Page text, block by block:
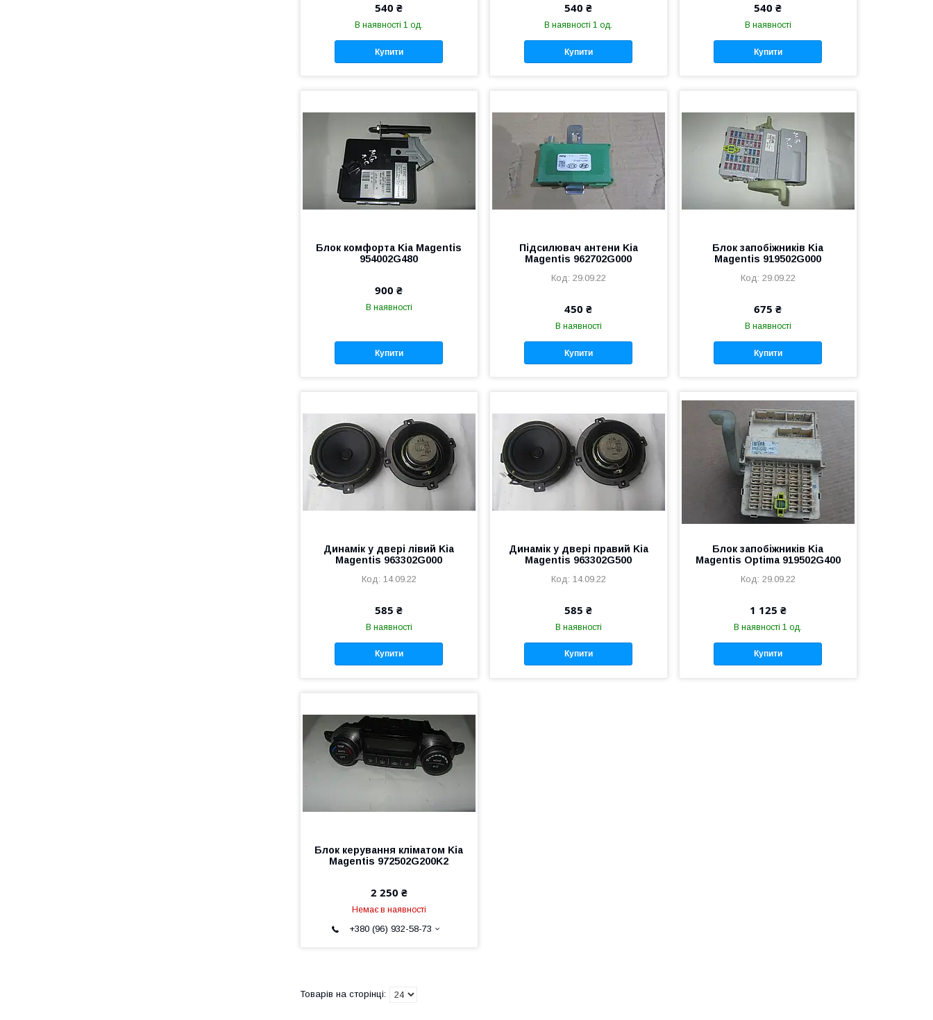
540 ₴
В наявності 1 од.
Купити
540 ₴
В наявності 1 од.
Купити
540 ₴
В наявності
Купити
Блок комфорта Kia Magentis
954002G480
900 ₴
В наявності
Купити
Підсилювач антени Kia
Magentis 962702G000
29.09.22
450 ₴
В наявності
Купити
Блок запобіжників Kia
Magentis 919502G000
29.09.22
675 ₴
В наявності
Купити
Динамік у двері лівий Kia
Magentis 963302G000
14.09.22
585 ₴
В наявності
Купити
Динамік у двері правий Kia
Magentis 963302G500
14.09.22
585 ₴
В наявності
Купити
Блок запобіжників Kia
Magentis Optima 919502G400
29.09.22
1 125 ₴
В наявності 1 од.
Купити
Блок керування кліматом Kia
Magentis 972502G200K2
2 250 ₴
Немає в наявності
+380 (96) 932-58-73